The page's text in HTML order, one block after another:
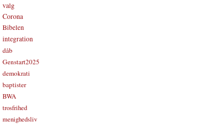
valg
Corona
Bibelen
integration
dåb
Genstart2025
demokrati
baptister
BWA
trosfrihed
menighedsliv